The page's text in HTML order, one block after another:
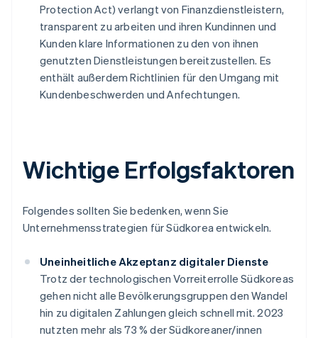
Protection Act) verlangt von Finanzdienstleistern,
transparent zu arbeiten und ihren Kundinnen und
Kunden klare Informationen zu den von ihnen
genutzten Dienstleistungen bereitzustellen. Es
enthält außerdem Richtlinien für den Umgang mit
Kundenbeschwerden und Anfechtungen.
Wichtige Erfolgsfaktoren
Folgendes sollten Sie bedenken, wenn Sie
Unternehmensstrategien für Südkorea entwickeln.
Uneinheitliche Akzeptanz digitaler Dienste
Trotz der technologischen Vorreiterrolle Südkoreas
gehen nicht alle Bevölkerungsgruppen den Wandel
hin zu digitalen Zahlungen gleich schnell mit. 2023
nutzten mehr als 73 % der Südkoreaner/innen